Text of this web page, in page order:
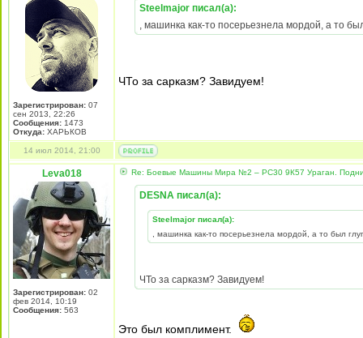
Зарегистрирован: 07
сен 2013, 22:26
Сообщения: 1473
Откуда: ХАРЬКОВ
Steelmajor писал(а):
, машинка как-то посерьезнела мордой, а то
ЧТо за сарказм? Завидуем!
14 июл 2014, 21:00
Leva018
Зарегистрирован: 02
фев 2014, 10:19
Сообщения: 563
Re: Боевые Машины Мира №2 – РС30 9К57 Ураган.
DESNA писал(а):
Steelmajor писал(а):
, машинка как-то посерьезнела мордой, а то был
ЧТо за сарказм? Завидуем!
Это был комплимент.